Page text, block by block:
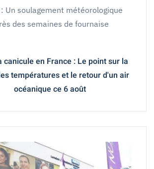
Un soulagement météorologique
des semaines de fournaise
canicule en France : Le point sur la
températures et le retour d'un air
océanique ce 6 août